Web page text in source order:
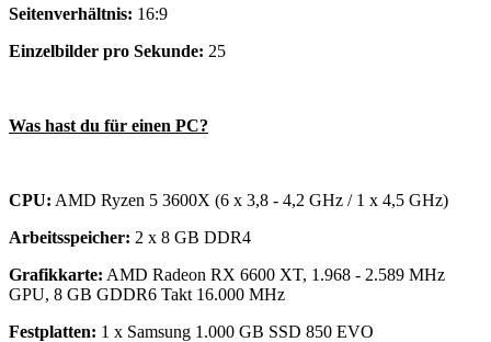
Seitenverhältnis: 16:9
Einzelbilder pro Sekunde: 25
Was hast du für einen PC?
CPU: AMD Ryzen 5 3600X (6 x 3,8 - 4,2 GHz / 1 x 4,5 GHz)
Arbeitsspeicher: 2 x 8 GB DDR4
Grafikkarte: AMD Radeon RX 6600 XT, 1.968 - 2.589 MHz
GPU, 8 GB GDDR6 Takt 16.000 MHz
Festplatten: 1 x Samsung 1.000 GB SSD 850 EVO